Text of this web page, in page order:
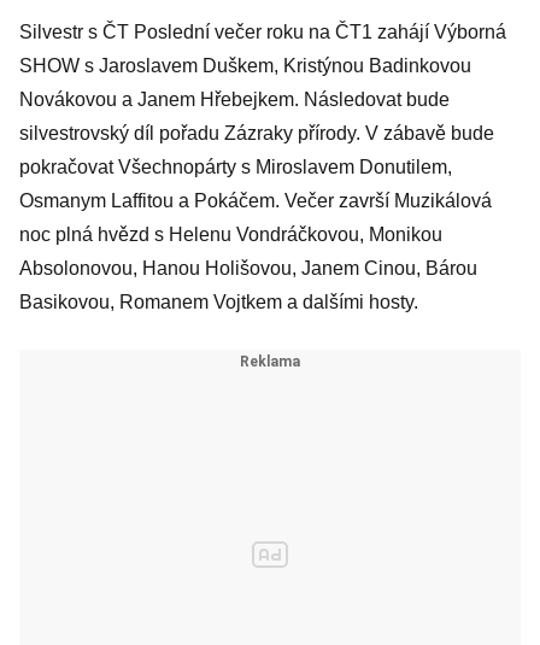
Silvestr s ČT Poslední večer roku na ČT1 zahájí Výborná
SHOW s Jaroslavem Duškem, Kristýnou Badinkovou
Novákovou a Janem Hřebejkem. Následovat bude
silvestrovský díl pořadu Zázraky přírody. V zábavě bude
pokračovat Všechnopárty s Miroslavem Donutilem,
Osmanym Laffitou a Pokáčem. Večer završí Muzikálová
noc plná hvězd s Helenu Vondráčkovou, Monikou
Absolonovou, Hanou Holišovou, Janem Cinou, Bárou
Basikovou, Romanem Vojtkem a dalšími hosty.